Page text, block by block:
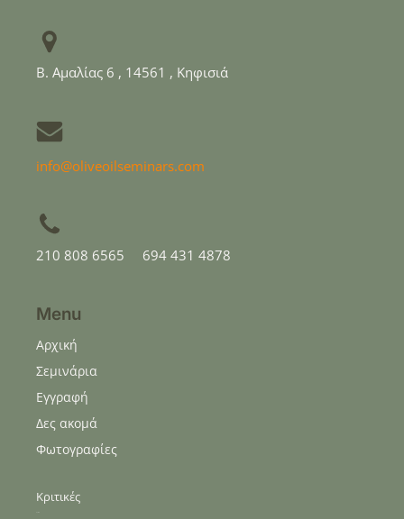
Β. Αμαλίας 6 , 14561 , Κηφισιά
info@oliveoilseminars.com
210 808 6565 694 431 4878
Menu
Αρχική
Σεμινάρια
Εγγραφή
Δες ακομά
Φωτογραφίες
Κριτικές